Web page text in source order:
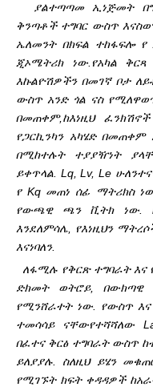
ያልተጣጣመ ኢነጅመት
ቅንጣቶች ተግባር ውስጥ
ኤለመንት በክፍል ተከፋፍሎ
ጂኦሜትሪክ ነው. የአካል
እኩልዮሽዎችን በመገኛ ቦታ
ውስጥ አንድ ጎል ናስ
በመጠቀም,ከእነዚህ
የጋርኪንካን አካሄድ
በሚከተሉት ተያያዥነት
ይቀጥላል. Lq, Lv, Le
የ Kq መጠነ ሰፊ ማትሪክስ
የውጫዊ ጫን ቪትክ ነው. r
እንደለምሳሌ, የእነዚህን
እናነባለን.
ለፋሚሉ የቅርጽ ተግባራት እና
ድክመት ወትሮይ, በውክጣዊ
የሚንሸራተት ነው. የውስጥ
ተመሳሳይ ናቸውየተሻሻለው
በፈተና ቅርፅ ተግባራት ውስጥ
ይለያያሉ. ስለዚህ ይሄን
የሚገኙት ክፍት ቀዳዳዎች